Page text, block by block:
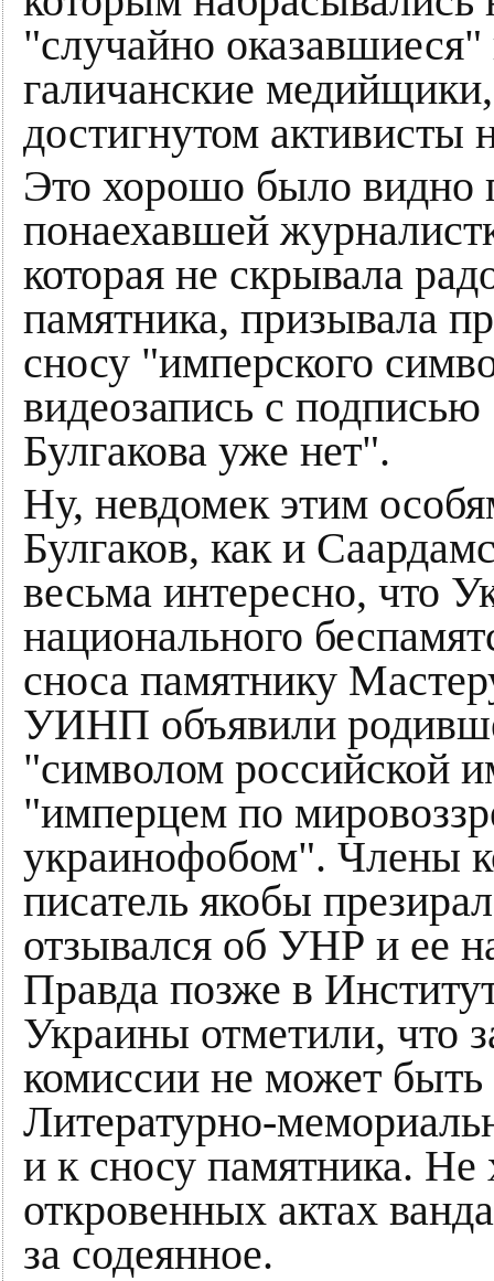
"случайно
галичанские
достигнутом активисты
Это хорошо было видно
понаехавшей
которая не скрывала
памятника, призывала
сносу "имперского
видеозапись с
Булгакова уже нет".
Ну, невдомек этим
Булгаков, как и
весьма интересно, что
национального
сноса памятнику
УИНП объявили
"символом российской
"имперцем по
украинофобом". Члены
писатель якобы
отзывался об УНР и ее
Правда позже в
Украины отметили, что
комиссии не может
Литературно-
и к сносу памятника. Не
откровенных актах
за содеянное.